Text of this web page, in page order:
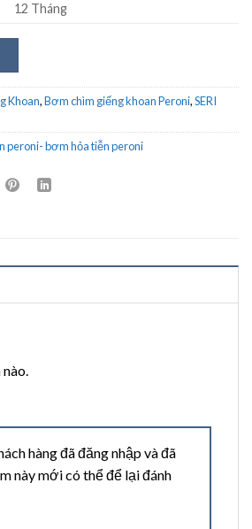
12 Tháng
Khoan,Bơm chìm giếng khoan Peroni,SERI
peroni- bơm hỏa tiễn peroni
hàng đã đăng nhập và đã
này mới có thể để lại đánh